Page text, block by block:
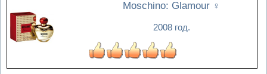
Moschino: Glamour ♀
2008 год.